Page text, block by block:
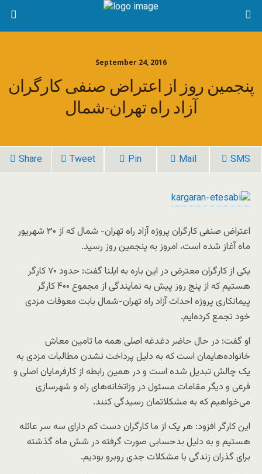
September 24, 2016
پنجمین روز از اعتراض صنفی کارگران
آزاد راه تهران-شمال
Share Tweet Pin Mail SMS
اعتراض صنفی کارگران پروژه آزاد راه تهران- شمال که از ۳۰ شهریور
ماه آغاز شده است، امروز به پنجمین روز رسید.
یکی از کارگران معترض در این باره به ایلنا گفت: حدود ۷۰ کارگر
هستیم که از پنج روز پیش به نمایندگی از مجموع ۴۰۰ کارگر
پیمانکاری پروژه احداث آزاد راه تهران-شمال بابت معوقات مزدی
خود تجمع کرده‌ایم.
او گفت: در حال حاضر دغدغه اصلی همه ما تامین معاش
خانواده‌هایمان است که به دلیل پرداخت نشدن مطالبات مزدی به
یک چالش تبدیل شده است و در همین رابطه از کارفرمایان اصلی و
فرعی و دیگر مقامات مسئول در وزاتخانه‌های راه و شهرسازی
می‌خواهیم که به مشکلاتمان رسیدگی کنند.
این کارگر افزود: هر یک از ما کارگران دست کم دارای سه سر عائله
هستیم و به دلیل بدحسابی صورت گرفته در شش ماه گذشته
برای گذران زندگی با مشکلات جدی روبرو بودیم.